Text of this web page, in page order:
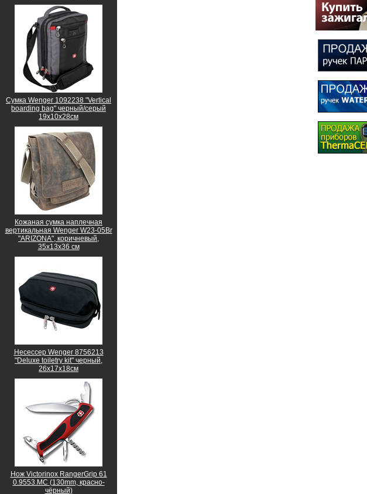
Сумка Wenger 1092238 "Vertical
boarding bag" черный/серый
19х10х28см
Кожаная сумка наплечная
вертикальная Wenger W23-05Br
"ARIZONA", коричневый,
35х13х36 см
Несессер Wenger 8756213
"Deluxe toiletry kit" черный,
26х17х18см
Нож Victorinox RangerGrip 61
0.9553.MC (130mm, красно-
чёрный)